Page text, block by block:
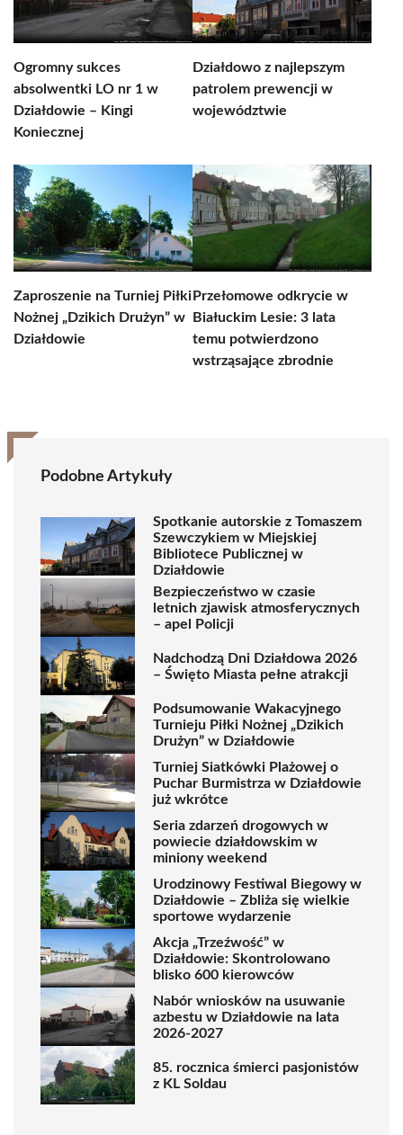
Ogromny sukces
absolwentki LO nr 1 w
Działdowie – Kingi
Koniecznej
Działdowo z najlepszym
patrolem prewencji w
województwie
Zaproszenie na Turniej Piłki
Nożnej „Dzikich Drużyn” w
Działdowie
Przełomowe odkrycie w
Białuckim Lesie: 3 lata
temu potwierdzono
wstrząsające zbrodnie
Podobne Artykuły
Spotkanie autorskie z Tomaszem
Szewczykiem w Miejskiej
Bibliotece Publicznej w
Działdowie
Bezpieczeństwo w czasie
letnich zjawisk atmosferycznych
– apel Policji
Nadchodzą Dni Działdowa 2026
– Święto Miasta pełne atrakcji
Podsumowanie Wakacyjnego
Turnieju Piłki Nożnej „Dzikich
Drużyn” w Działdowie
Turniej Siatkówki Plażowej o
Puchar Burmistrza w Działdowie
już wkrótce
Seria zdarzeń drogowych w
powiecie działdowskim w
miniony weekend
Urodzinowy Festiwal Biegowy w
Działdowie – Zbliża się wielkie
sportowe wydarzenie
Akcja „Trzeźwość” w
Działdowie: Skontrolowano
blisko 600 kierowców
Nabór wniosków na usuwanie
azbestu w Działdowie na lata
2026-2027
85. rocznica śmierci pasjonistów
z KL Soldau